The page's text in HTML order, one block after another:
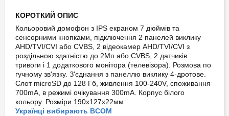
beginning
of
the
images
gallery
КОРОТКИЙ ОПИС
Кольоровий домофон з IPS екраном 7 дюймів та
сенсорними кнопками, підключення 2 панелей виклику
AHD/TVI/CVI або CVBS, 2 відеокамер AHD/TVI/CVI з
роздільною здатністю до 2Мп або CVBS, 2 датчиків
тривоги і 1 додаткового монітора (телевізора). Розмова по
гучному зв'язку. З'єднання з панеллю виклику 4-дротове.
Слот microSD до 128 Гб, живлення 100-240V, споживання
700mA, в режимі очікування 300mA. Корпус білого
кольору. Розміри 190x127x22мм.
Українці вибирають BCOM